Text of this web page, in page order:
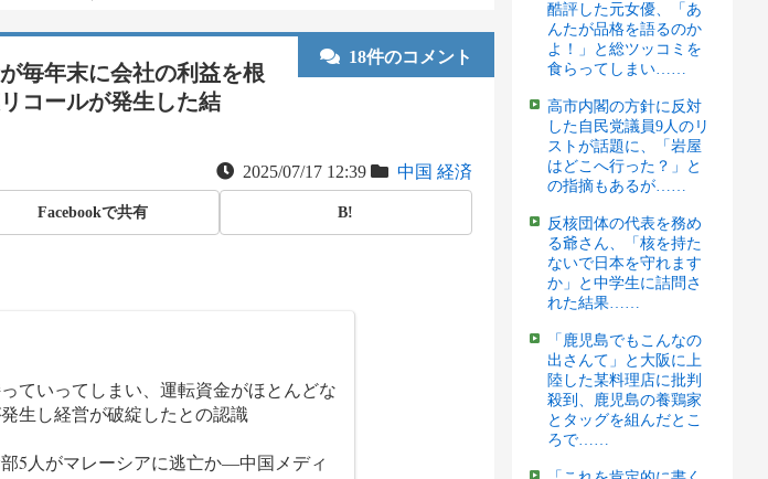
18件のコメント
毎年末に会社の利益を根
コールが発生した結
2025/07/17 12:39 中国 経済
Facebookで共有 B!
ていってしまい、運転資金がほとんどな
生し経営が破綻したとの認識
5人がマレーシアに逃亡か―中国メディ
酷評した元女優、「あ
んたが品格を語るのか
よ！」と総ツッコミを
食らってしまい……
高市内閣の方針に反対
した自民党議員9人のリ
ストが話題に、「岩屋
はどこへ行った？」と
の指摘もあるが……
反核団体の代表を務め
る爺さん、「核を持た
ないで日本を守れます
か」と中学生に詰問さ
れた結果……
「鹿児島でもこんなの
出さんて」と大阪に上
陸した某料理店に批判
殺到、鹿児島の養鶏家
とタッグを組んだとこ
ろで……